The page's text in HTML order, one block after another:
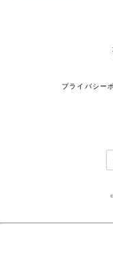
プライバシー